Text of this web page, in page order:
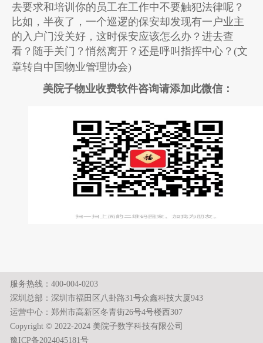
去要求和培训你的员工在工作中不要触犯法律呢？
比如，半夜了，一个巡逻的保安却发现有一户业主
的入户门没关好，这时保安应该怎么办？进去查
看？随手关门？悄然离开？还是呼叫指挥中心？ (文
章转自中国物业管理协会)
美院子物业收费软件咨询请添加此微信：
服务热线： 400-004-0203
深圳总部：深圳市福田区八卦路31号众鑫科技大厦943
运营中心：郑州市高新区冬青街26号4号楼西307
Copyright © 2022-2024 美院子数字科技有限公司
豫ICP备2024045181号